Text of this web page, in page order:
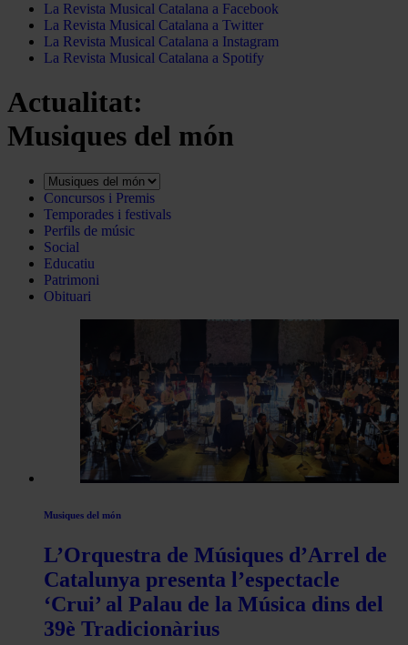
La Revista Musical Catalana a Facebook
La Revista Musical Catalana a Twitter
La Revista Musical Catalana a Instagram
La Revista Musical Catalana a Spotify
Actualitat:
Musiques del món
Concursos i Premis
Temporades i festivals
Perfils de músic
Social
Educatiu
Patrimoni
Obituari
Musiques del món
L’Orquestra de Músiques d’Arrel de
Catalunya presenta l’espectacle
‘Crui’ al Palau de la Música dins del
39è Tradicionàrius